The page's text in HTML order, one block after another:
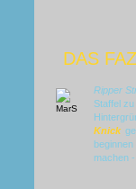
DAS
Ripper
Staffel
Knick
machen